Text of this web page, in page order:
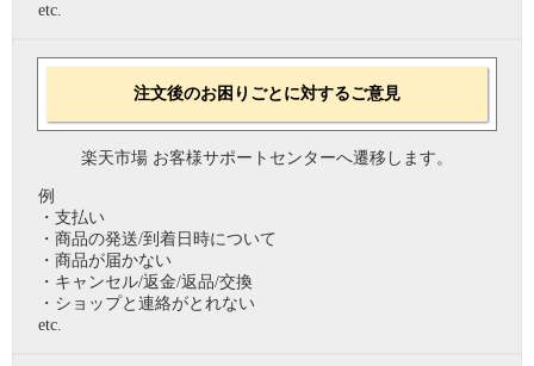
etc.
注文後のお困りごとに対するご意見
楽天市場 お客様サポートセンターへ遷移します。
例
・支払い
・商品の発送/到着日時について
・商品が届かない
・キャンセル/返金/返品/交換
・ショップと連絡がとれない
etc.